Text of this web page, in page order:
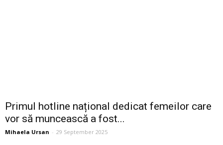
Primul hotline național dedicat femeilor care
vor să muncească a fost...
Mihaela Ursan - 29 September 2025